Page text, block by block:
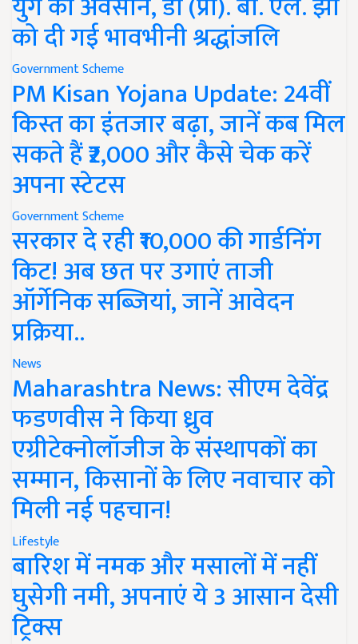
को दी गई भावभीनी श्रद्धांजलि
Government Scheme
PM Kisan Yojana Update: 24वीं
किस्त का इंतजार बढ़ा, जानें कब मिल
सकते हैं ₹2,000 और कैसे चेक करें
अपना स्टेटस
Government Scheme
सरकार दे रही ₹10,000 की गार्डनिंग
किट! अब छत पर उगाएं ताजी
ऑर्गेनिक सब्जियां, जानें आवेदन
प्रक्रिया..
News
Maharashtra News: सीएम देवेंद्र
फडणवीस ने किया ध्रुव
एग्रीटेक्नोलॉजीज के संस्थापकों का
सम्मान, किसानों के लिए नवाचार को
मिली नई पहचान!
Lifestyle
बारिश में नमक और मसालों में नहीं
घुसेगी नमी, अपनाएं ये 3 आसान देसी
ट्रिक्स